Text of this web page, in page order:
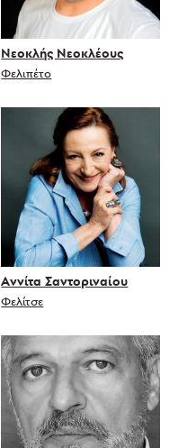
Νεοκλής Νεοκλέους
Φελιπέτο
Αννίτα Σαντοριναίου
Φελίτσε